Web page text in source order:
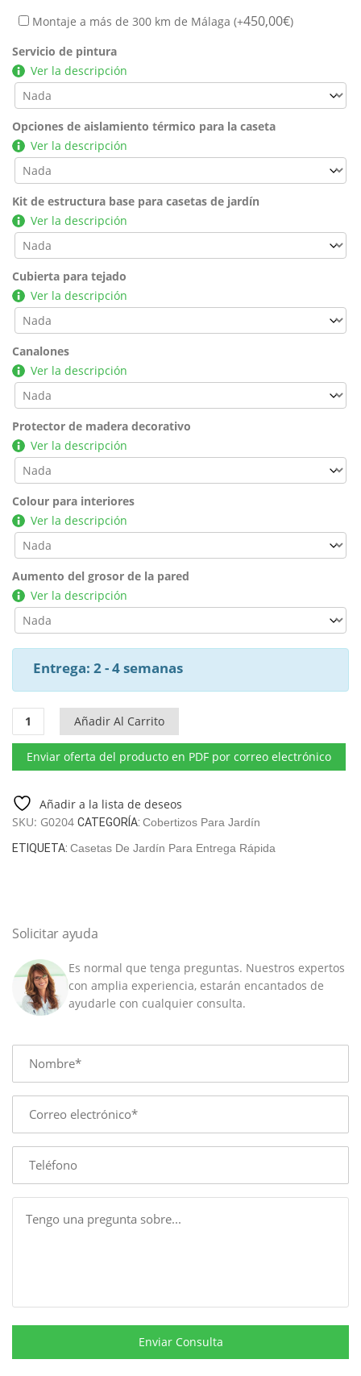
Montaje a más de 300 km de Málaga (+450,00€)
Servicio de pintura
Ver la descripción
Opciones de aislamiento térmico para la caseta
Ver la descripción
Kit de estructura base para casetas de jardín
Ver la descripción
Cubierta para tejado
Ver la descripción
Canalones
Ver la descripción
Protector de madera decorativo
Ver la descripción
Colour para interiores
Ver la descripción
Aumento del grosor de la pared
Ver la descripción
Entrega: 2 - 4 semanas
Cobertizo
doble
modelo
"C"
|
44mm
5x3m
Añadir Al Carrito
Enviar oferta del producto en PDF por correo electrónico
Añadir a la lista de deseos
SKU: G0204 CATEGORÍA: Cobertizos Para Jardín
ETIQUETA: Casetas De Jardín Para Entrega Rápida
Solicitar ayuda
Es normal que tenga preguntas. Nuestros expertos
con amplia experiencia, estarán encantados de
ayudarle con cualquier consulta.
Name
E-
mail
Phone
Message
Enviar Consulta